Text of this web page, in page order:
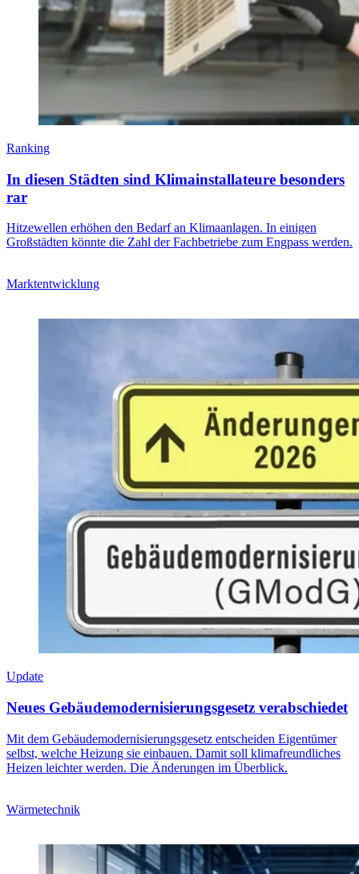
Ranking
In diesen Städten sind Klimainstallateure besonders
rar
Hitzewellen erhöhen den Bedarf an Klimaanlagen. In einigen
Großstädten könnte die Zahl der Fachbetriebe zum Engpass werden.
Marktentwicklung
Update
Neues Gebäudemodernisierungsgesetz verabschiedet
Mit dem Gebäudemodernisierungsgesetz entscheiden Eigentümer
selbst, welche Heizung sie einbauen. Damit soll klimafreundliches
Heizen leichter werden. Die Änderungen im Überblick.
Wärmetechnik